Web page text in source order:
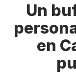
Un
en